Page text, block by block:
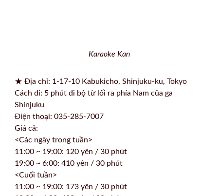
Karaoke Kan
★ Địa chỉ: 1-17-10 Kabukicho, Shinjuku-ku, Tokyo
Cách đi: 5 phút đi bộ từ lối ra phía Nam của ga
Shinjuku
Điện thoại: 035-285-7007
Giá cả:
<Các ngày trong tuần>
11:00 ~ 19:00: 120 yên / 30 phút
19:00 ~ 6:00: 410 yên / 30 phút
<Cuối tuần>
11:00 ~ 19:00: 173 yên / 30 phút